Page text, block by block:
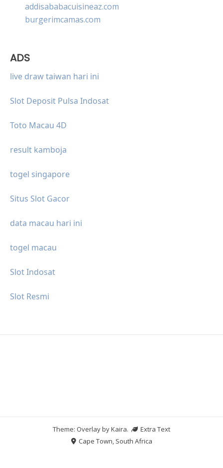
addisababacuisineaz.com
burgerimcamas.com
ADS
live draw taiwan hari ini
Slot Deposit Pulsa Indosat
Toto Macau 4D
result kamboja
togel singapore
Situs Slot Gacor
data macau hari ini
togel macau
Slot Indosat
Slot Resmi
Theme: Overlay byKaira.
Extra Text
Cape Town, South Africa